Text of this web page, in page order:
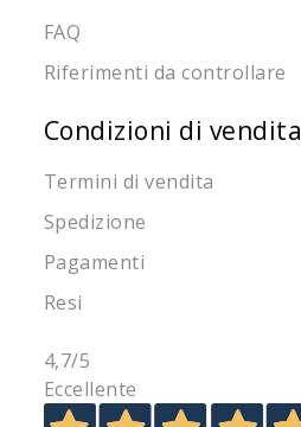
FAQ
Riferimenti da controllare
Condizioni di vendita
Termini di vendita
Spedizione
Pagamenti
Resi
4,7/5
Eccellente